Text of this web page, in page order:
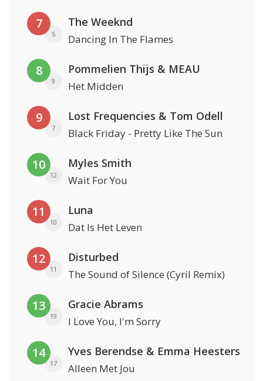
7
5
The Weeknd
Dancing In The Flames
8
9
Pommelien Thijs & MEAU
Het Midden
9
7
Lost Frequencies & Tom Odell
Black Friday - Pretty Like The Sun
10
12
Myles Smith
Wait For You
11
10
Luna
Dat Is Het Leven
12
11
Disturbed
The Sound of Silence (Cyril Remix)
13
19
Gracie Abrams
I Love You, I'm Sorry
14
17
Yves Berendse & Emma Heesters
Alleen Met Jou